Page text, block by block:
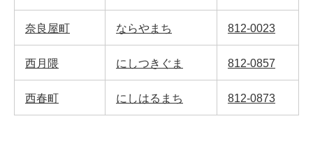
奈良屋町 ならやまち 812-0023
西月隈 にしつきぐま 812-0857
西春町 にしはるまち 812-0873